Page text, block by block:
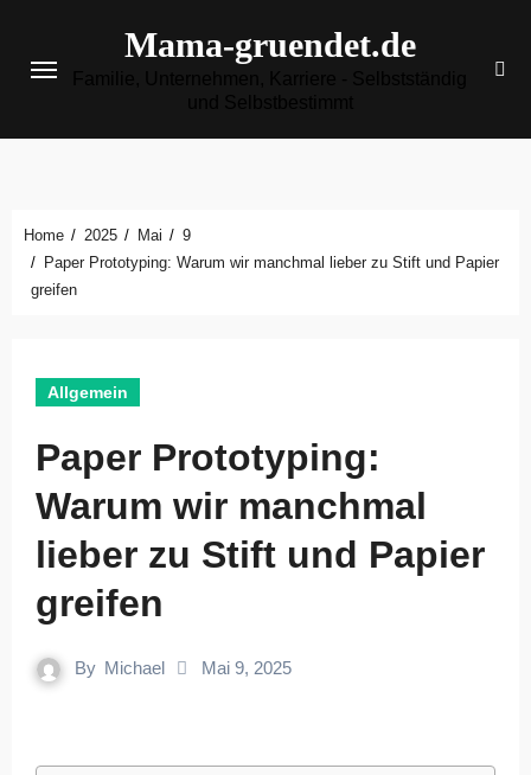
springen
Mama-gruendet.de
Home 2025 Mai
9
Paper Prototyping: Warum wir manchmal lieber zu Stift und Papier
greifen
Allgemein
Paper Prototyping:
Warum wir manchmal
lieber zu Stift und Papier
greifen
By Michael Mai 9, 2025